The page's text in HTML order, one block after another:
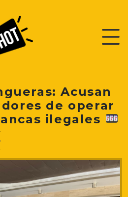
Acusan
de operar
ilegales